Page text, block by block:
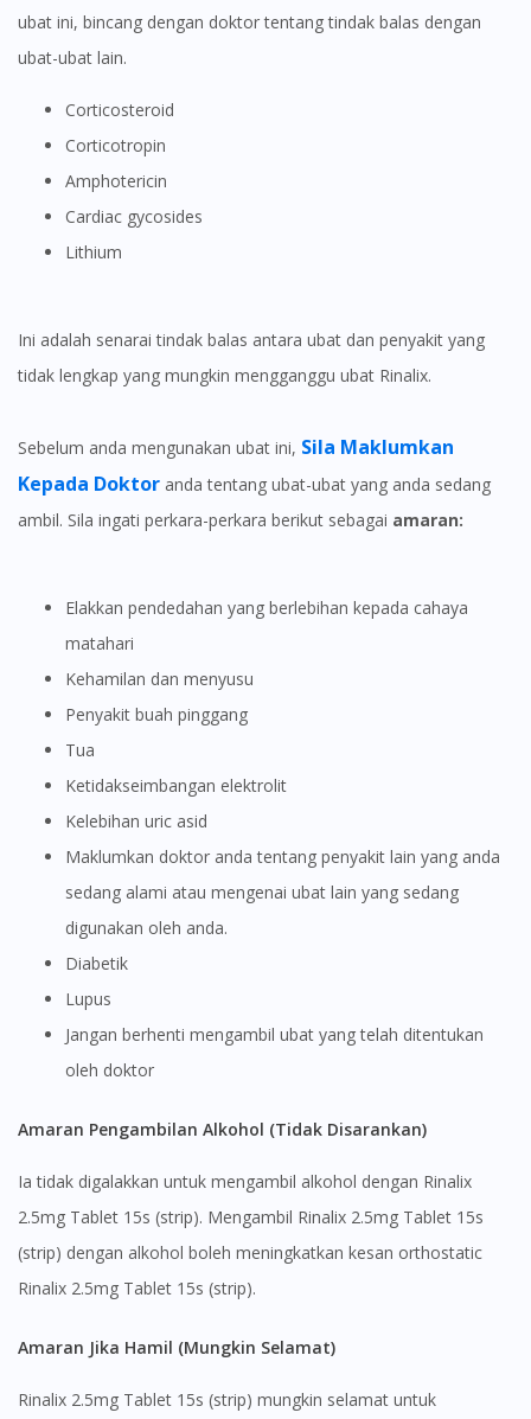
Visit DoctorOnCall Singapore
You seem to be shopping from Singapore
You are currently on DoctorOnCall.com.my, our Malaysian
DoctorOnCall Singapore?
Continue to DoctorOnCall Singapore
ubat ini, bincang dengan doktor tentang tindak balas dengan
ubat-ubat lain.
Corticosteroid
Corticotropin
Amphotericin
Cardiac gycosides
Lithium
Ini adalah senarai tindak balas antara ubat dan penyakit yang
tidak lengkap yang mungkin mengganggu ubat Rinalix.
Sebelum anda mengunakan ubat ini, Sila Maklumkan
Kepada Doktor anda tentang ubat-ubat yang anda sedang
ambil. Sila ingati perkara-perkara berikut sebagai amaran:
Elakkan pendedahan yang berlebihan kepada cahaya
matahari
Kehamilan dan menyusu
Penyakit buah pinggang
Tua
Ketidakseimbangan elektrolit
Kelebihan uric asid
Maklumkan doktor anda tentang penyakit lain yang anda
sedang alami atau mengenai ubat lain yang sedang
digunakan oleh anda.
Diabetik
Lupus
Jangan berhenti mengambil ubat yang telah ditentukan
oleh doktor
Amaran Pengambilan Alkohol (Tidak Disarankan)
Ia tidak digalakkan untuk mengambil alkohol dengan Rinalix
2.5mg Tablet 15s (strip). Mengambil Rinalix 2.5mg Tablet 15s
(strip) dengan alkohol boleh meningkatkan kesan orthostatic
Rinalix 2.5mg Tablet 15s (strip).
Amaran Jika Hamil (Mungkin Selamat)
Rinalix 2.5mg Tablet 15s (strip) mungkin selamat untuk